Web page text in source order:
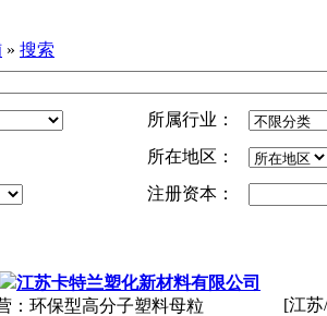
» 搜索
所属行业：
所在地区：
注册资本：
江苏卡特兰塑化新材料有限公司
：环保型高分子塑料母粒
[江